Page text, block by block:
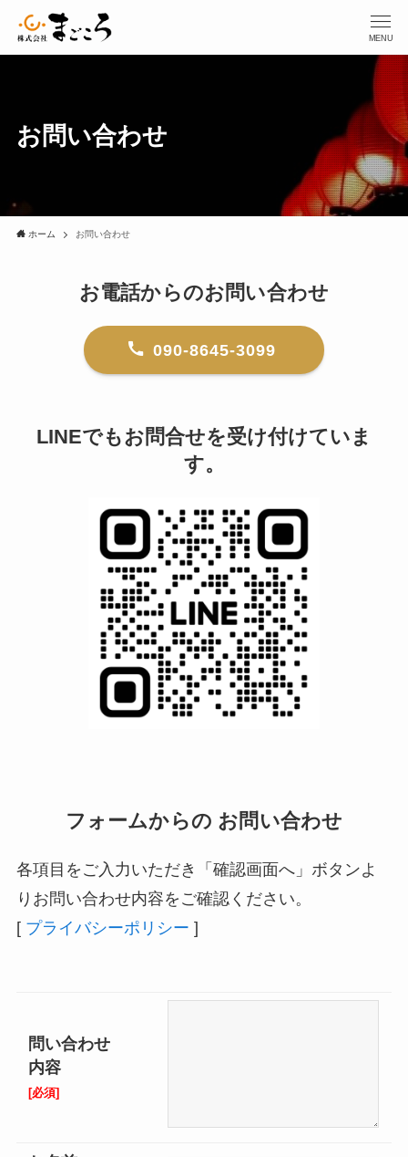
MENU
お問い合わせ
ホーム お問い合わせ
お電話からのお問い合わせ
090-8645-3099
LINEでもお問合せを受け付けていま
す。
フォームからの お問い合わせ
各項目をご入力いただき「確認画面へ」ボタンよ
りお問い合わせ内容をご確認ください。
[ プライバシーポリシー ]
問い合わせ
内容
[必須]